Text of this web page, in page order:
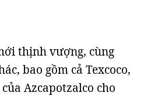
thịnh vượng, cùng
bao gồm cả Texcoco,
Azcapotzalco cho